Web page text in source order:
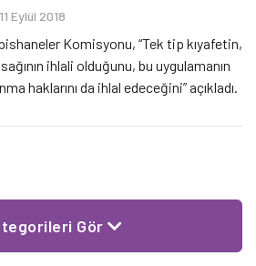
11 Eylül 2018
Komisyonu, “Tek tip kıyafetin,
ihlali olduğunu, bu uygulamanın
haklarını da ihlal edeceğini” açıkladı.
Gör